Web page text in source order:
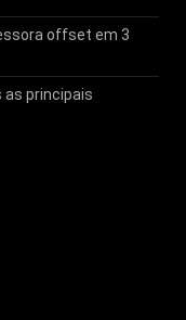
offset em 3
as principais